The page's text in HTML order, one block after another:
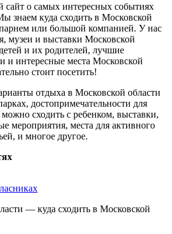
о самых интересных событиях
знаем куда сходить в Московской
или большой компанией. У нас
музеи и выставки Московской
и их родителей, лучшие
и интересные места Московской
стоит посетить!
отдыха в Московской области
достопримечательности для
можно сходить с ребенком, выставки,
мероприятия, места для активного
и многое другое.
— куда сходить в Московской